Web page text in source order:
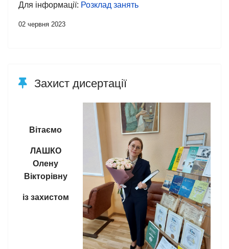
Для інформації: Розклад занять
02 червня 2023
Захист дисертації
Вітаємо
ЛАШКО
Олену
Вікторівну
із захистом